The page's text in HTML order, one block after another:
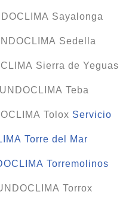
Sayalonga
Sedella
Sierra de Yeguas
Teba
Tolox Servicio
Torre del Mar
Torremolinos
Torrox